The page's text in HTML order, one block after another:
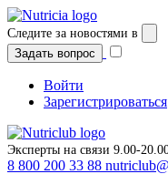
Перейти
к
содержимому
Следите за новостями в
Задать вопрос
Войти
Зарегистрироваться
Эксперты на связи 9.00-
8 800 200 33 88